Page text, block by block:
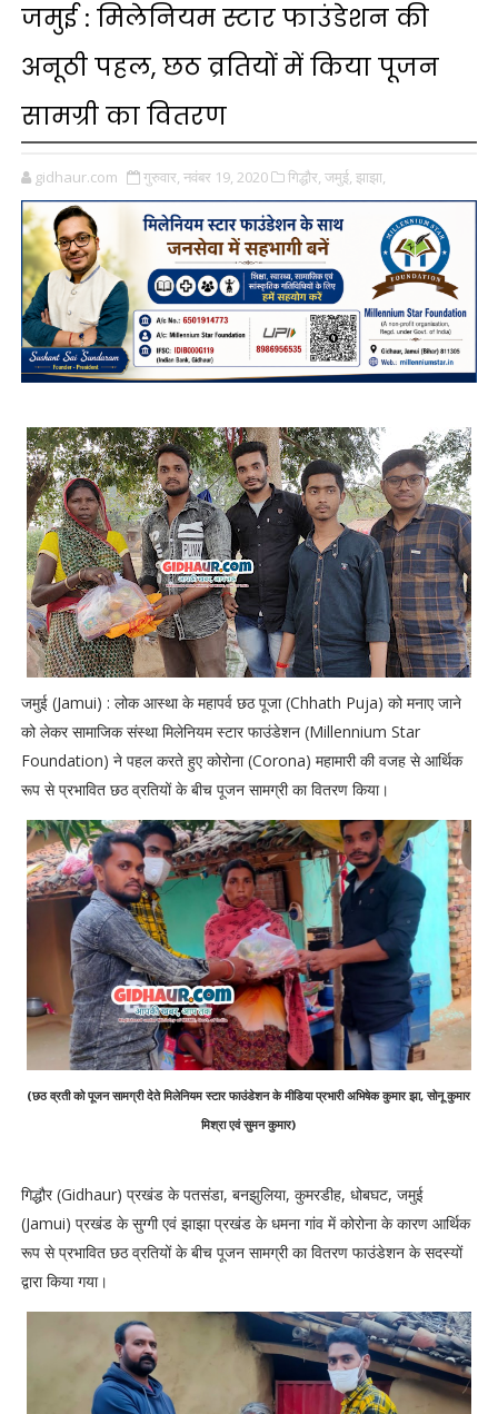
जमुई : मिलेनियम स्टार फाउंडेशन की
अनूठी पहल, छठ व्रतियों में किया पूजन
सामग्री का वितरण
gidhaur.com गुरुवार, नवंबर 19, 2020 गिद्धौर, जमुई, झाझा,
जमुई (Jamui) : लोक आस्था के महापर्व छठ पूजा (Chhath Puja) को मनाए जाने
को लेकर सामाजिक संस्था मिलेनियम स्टार फाउंडेशन (Millennium Star
Foundation) ने पहल करते हुए कोरोना (Corona) महामारी की वजह से आर्थिक
रूप से प्रभावित छठ व्रतियों के बीच पूजन सामग्री का वितरण किया।
(छठ व्रती को पूजन सामग्री देते मिलेनियम स्टार फाउंडेशन के मीडिया प्रभारी अभिषेक कुमार झा, सोनू कुमार
मिश्रा एवं सुमन कुमार)
गिद्धौर (Gidhaur) प्रखंड के पतसंडा, बनझुलिया, कुमरडीह, धोबघट, जमुई
(Jamui) प्रखंड के सुग्गी एवं झाझा प्रखंड के धमना गांव में कोरोना के कारण आर्थिक
रूप से प्रभावित छठ व्रतियों के बीच पूजन सामग्री का वितरण फाउंडेशन के सदस्यों
द्वारा किया गया।